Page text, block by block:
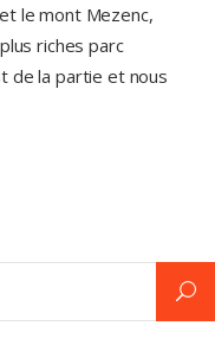
le mont Mezenc,
riches parc
de la partie et nous